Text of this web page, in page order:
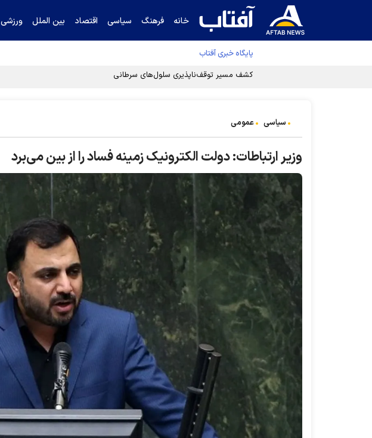
خانه فرهنگ سیاسی اقتصاد بین الملل ورزشی
پایگاه خبری آفتاب
سیاسی عمومی
وزیر ارتباطات: دولت الکترونیک زمینه فساد را از بین می‌برد